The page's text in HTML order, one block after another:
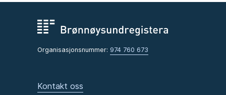
Organisasjonsnummer: 974 760 673
Kontakt oss